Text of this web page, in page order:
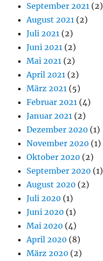
September 2021 (2)
August 2021 (2)
Juli 2021 (2)
Juni 2021 (2)
Mai 2021 (2)
April 2021 (2)
März 2021 (5)
Februar 2021 (4)
Januar 2021 (2)
Dezember 2020 (1)
November 2020 (1)
Oktober 2020 (2)
September 2020 (1)
August 2020 (2)
Juli 2020 (1)
Juni 2020 (1)
Mai 2020 (4)
April 2020 (8)
März 2020 (2)